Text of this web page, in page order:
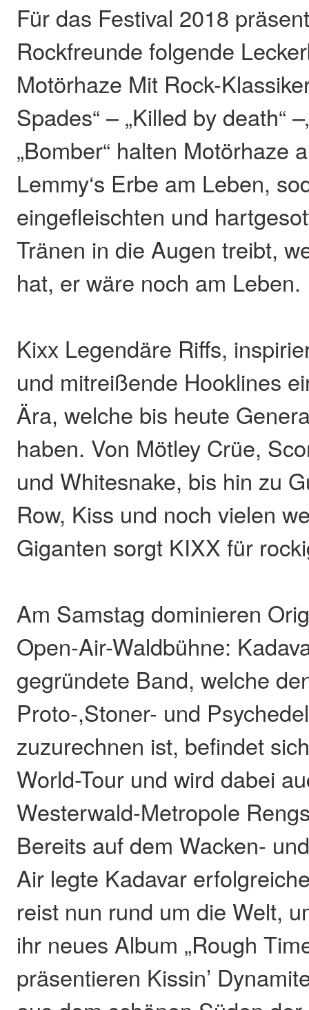
Für das Festival 2018
Rockfreunde folgende
Motörhaze Mit Rock-
Spades“ – „Killed by death“
„Bomber“ halten Motörhaze
Lemmy‘s Erbe am Leben,
eingefleischten und
Tränen in die Augen treibt,
hat, er wäre noch am Leben.
Kixx Legendäre Riffs,
und mitreißende Hooklines
Ära, welche bis heute
haben. Von Mötley Crüe,
und Whitesnake, bis hin zu
Row, Kiss und noch vielen
Giganten sorgt KIXX für
Am Samstag dominieren
Open-Air-Waldbühne:
gegründete Band, welche
Proto-,Stoner- und
zuzurechnen ist, befindet
World-Tour und wird dabei
Westerwald-Metropole
Bereits auf dem Wacken-
Air legte Kadavar
reist nun rund um die Welt,
ihr neues Album „Rough
präsentieren Kissin’